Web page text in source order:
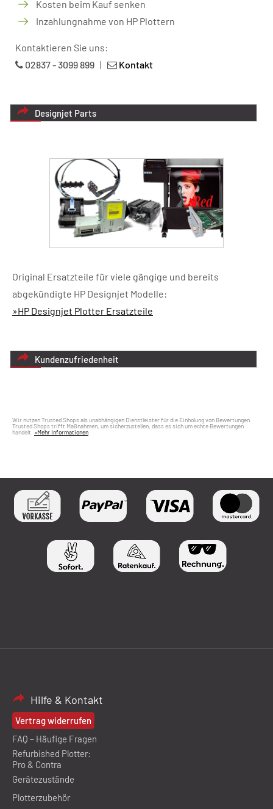
Kosten beim Kauf senken
Inzahlungnahme von HP Plottern
Kontaktieren Sie uns:
02837 - 3099 899 | Kontakt
Designjet Parts
Original Ersatzteile für viele gängige und bereits
abgekündigte HP Designjet Modelle:
»HP Designjet Plotter Ersatzteile
Kundenzufriedenheit
Wir nutzen Trusted Shops als unabhängigen Dienstleister für die Einholung von Bewertungen.
Trusted Shops trifft Maßnahmen, um sicherzustellen, dass es sich um echte Bewertungen
handelt. »Mehr Informationen
Hilfe & Kontakt
Vertrag widerrufen
FAQ – Häufige Fragen
Refurbished Plotter:
Pro & Contra
Gerätezustände
Plotterzubehör